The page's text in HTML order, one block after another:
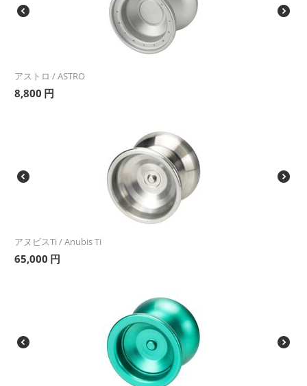
アストロ / ASTRO
8,800 円
アヌビスTi / Anubis Ti
65,000 円